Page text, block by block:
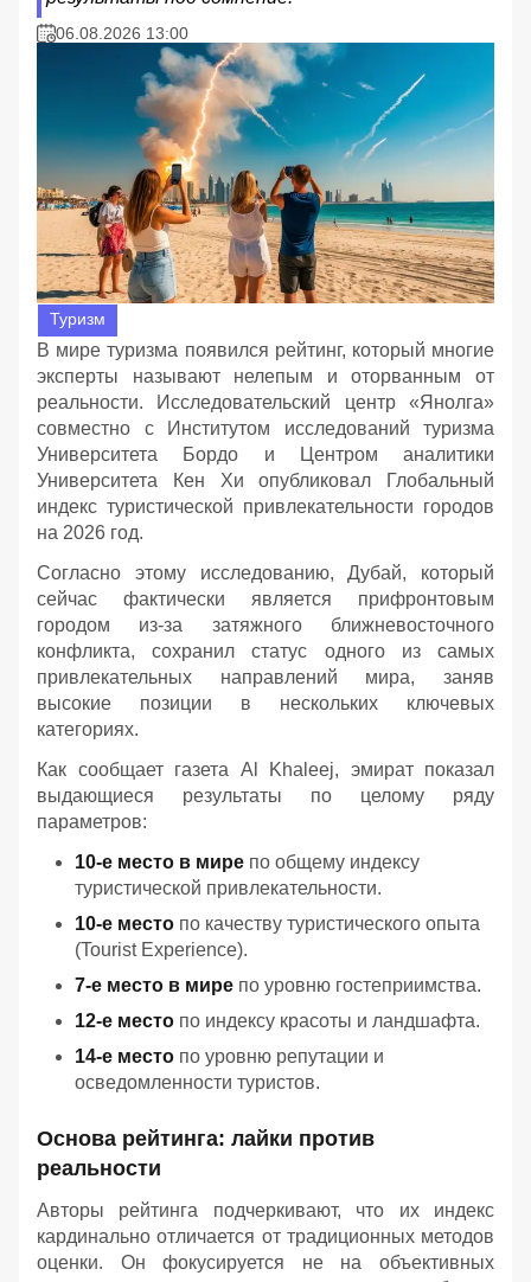
06.08.2026 13:00
Туризм
В мире туризма появился рейтинг, который многие
эксперты называют нелепым и оторванным от
реальности. Исследовательский центр «Янолга»
совместно с Институтом исследований туризма
Университета Бордо и Центром аналитики
Университета Кен Хи опубликовал Глобальный
индекс туристической привлекательности городов
на 2026 год.
Согласно этому исследованию, Дубай, который
сейчас фактически является прифронтовым
городом из-за затяжного ближневосточного
конфликта, сохранил статус одного из самых
привлекательных направлений мира, заняв
высокие позиции в нескольких ключевых
категориях.
Как сообщает газета Al Khaleej, эмират показал
выдающиеся результаты по целому ряду
параметров:
10-е место в мире по общему индексу
туристической привлекательности.
10-е место по качеству туристического опыта
(Tourist Experience).
7-е место в мире по уровню гостеприимства.
12-е место по индексу красоты и ландшафта.
14-е место по уровню репутации и
осведомленности туристов.
Основа рейтинга: лайки против
реальности
Авторы рейтинга подчеркивают, что их индекс
кардинально отличается от традиционных методов
оценки. Он фокусируется не на объективных